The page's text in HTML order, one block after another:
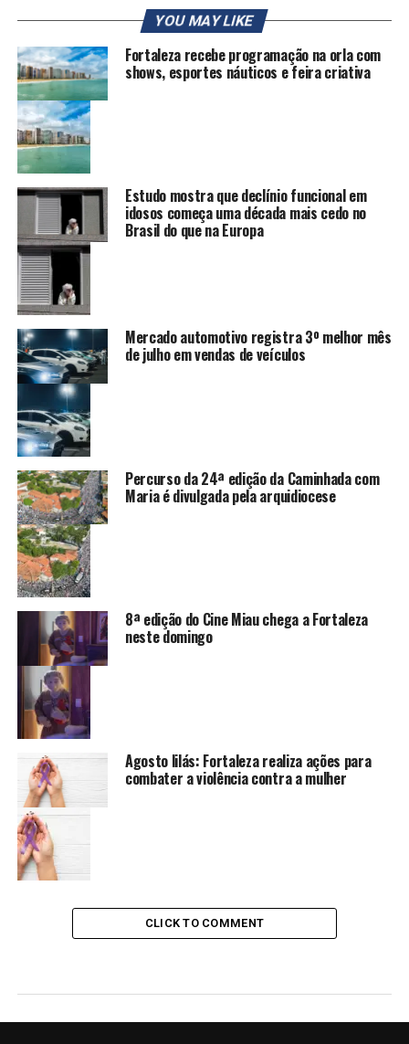
YOU MAY LIKE
Fortaleza recebe programação na orla com
shows, esportes náuticos e feira criativa
Estudo mostra que declínio funcional em
idosos começa uma década mais cedo no
Brasil do que na Europa
Mercado automotivo registra 3º melhor mês
de julho em vendas de veículos
Percurso da 24ª edição da Caminhada com
Maria é divulgada pela arquidiocese
8ª edição do Cine Miau chega a Fortaleza
neste domingo
Agosto lilás: Fortaleza realiza ações para
combater a violência contra a mulher
CLICK TO COMMENT